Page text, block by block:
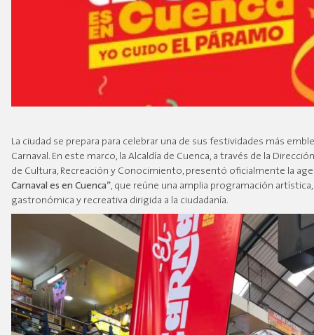
La ciudad se prepara para celebrar una de sus festividades más
Carnaval. En este marco, la Alcaldía de Cuenca, a través de la
de Cultura, Recreación y Conocimiento, presentó oficialmente la
Carnaval es en Cuenca”, que reúne una amplia programación artística,
gastronómica y recreativa dirigida a la ciudadanía.